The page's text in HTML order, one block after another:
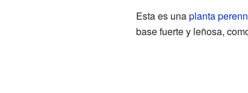
Esta es unaplanta
base fuerte y leñosa,